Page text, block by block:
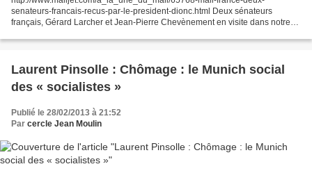
senateurs-francais-recus-par-le-president-dionc.html Deux sénateurs
français, Gérard Larcher et Jean-Pierre Chevènement en visite dans notre
Laurent Pinsolle : Chômage : le Munich social
des « socialistes »
Publié le 28/02/2013 à 21:52
Par cercle Jean Moulin